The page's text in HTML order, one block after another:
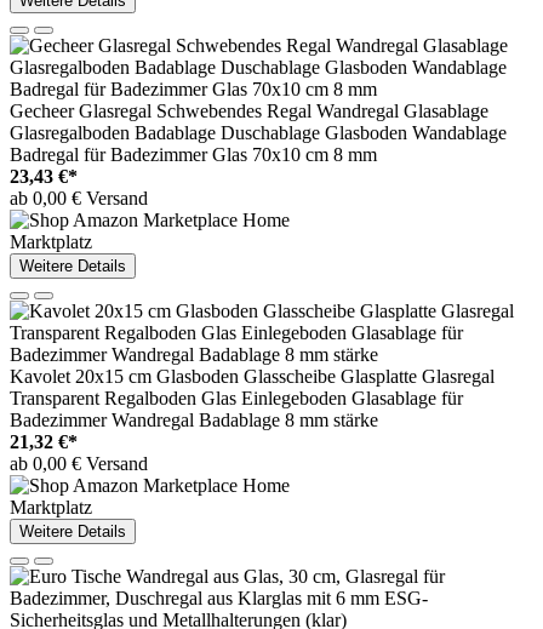
Gecheer Glasregal Schwebendes Regal Wandregal Glasablage
Glasregalboden Badablage Duschablage Glasboden Wandablage
Badregal für Badezimmer Glas 70x10 cm 8 mm
23,43 €*
ab 0,00 € Versand
Marktplatz
Weitere Details
Kavolet 20x15 cm Glasboden Glasscheibe Glasplatte Glasregal
Transparent Regalboden Glas Einlegeboden Glasablage für
Badezimmer Wandregal Badablage 8 mm stärke
21,32 €*
ab 0,00 € Versand
Marktplatz
Weitere Details